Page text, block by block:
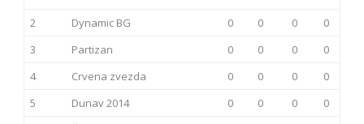
2
Dynamic BG 0 0 0
0
3
Partizan 0 0 0
0
4
Crvena zvezda 0 0 0
0
5
Dunav 2014 0 0 0
0